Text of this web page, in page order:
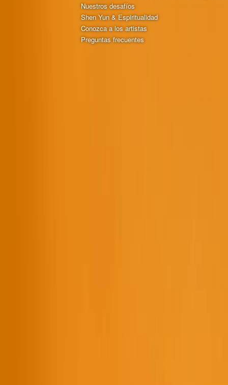
Nuestros desafíos
Shen Yun & Espiritualidad
Conozca a los artistas
Preguntas frecuentes